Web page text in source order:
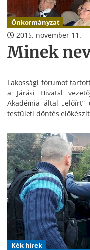
Önkormányzat
2015. november 11.
Minek
Lakossági fórumot
a Járási Hivatal
Akadémia által „előírt”
testületi döntés
Kék hírek